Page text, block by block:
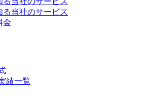
る当社のサービス
金
績一覧